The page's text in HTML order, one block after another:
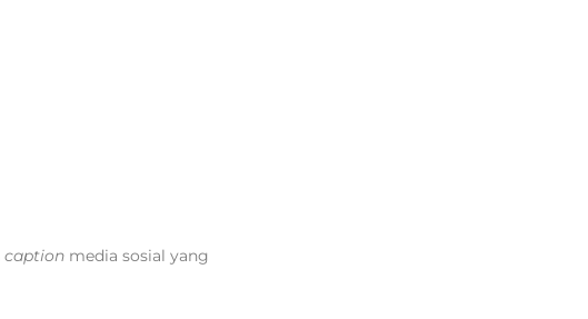
caption media sosial yang